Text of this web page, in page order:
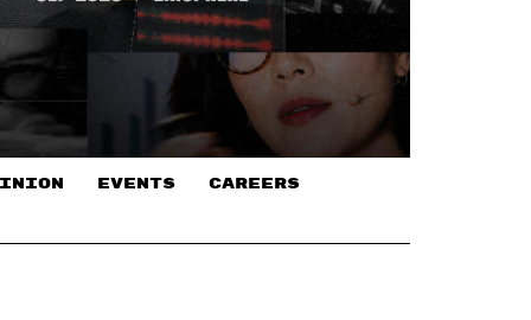
EVENTS CAREERS